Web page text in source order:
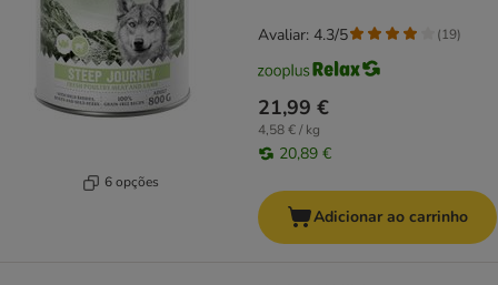
6 opções
21,99 €
4,58 € / kg
20,89 €
Avaliar: 4.3/5 (19)
Adicionar ao carrinho